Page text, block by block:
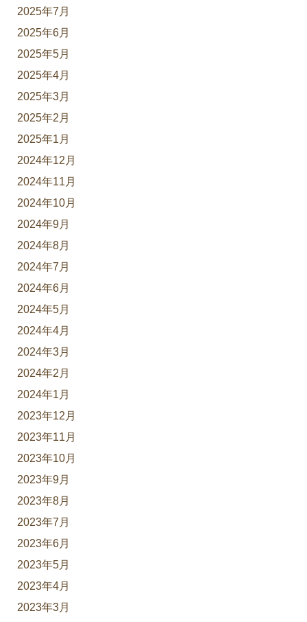
2025年7月
2025年6月
2025年5月
2025年4月
2025年3月
2025年2月
2025年1月
2024年12月
2024年11月
2024年10月
2024年9月
2024年8月
2024年7月
2024年6月
2024年5月
2024年4月
2024年3月
2024年2月
2024年1月
2023年12月
2023年11月
2023年10月
2023年9月
2023年8月
2023年7月
2023年6月
2023年5月
2023年4月
2023年3月